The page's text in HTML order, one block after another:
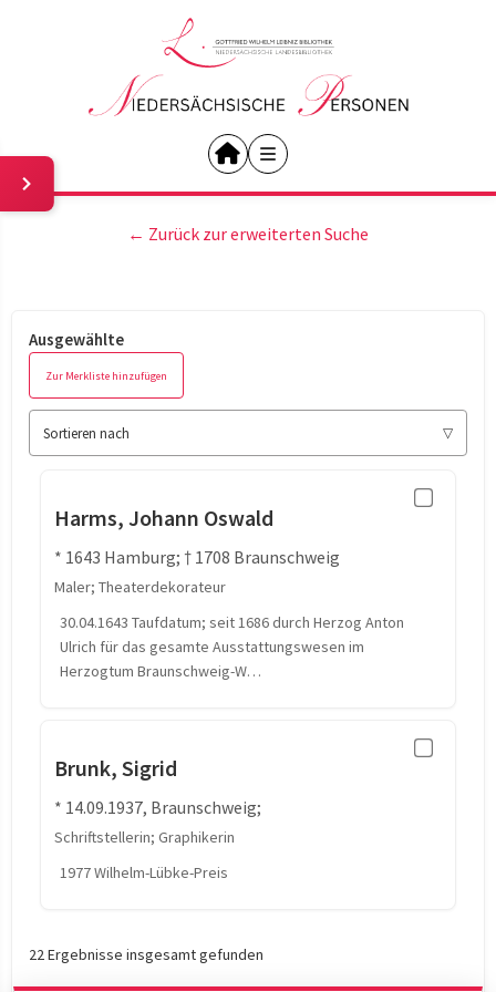
← Zurück zur erweiterten Suche
Ausgewählte
Zur Merkliste hinzufügen
Sortieren nach
Harms, Johann Oswald
* 1643 Hamburg; † 1708 Braunschweig
Maler; Theaterdekorateur
30.04.1643 Taufdatum; seit 1686 durch Herzog Anton
Ulrich für das gesamte Ausstattungswesen im
Herzogtum Braunschweig-W…
Brunk, Sigrid
* 14.09.1937, Braunschweig;
Schriftstellerin; Graphikerin
1977 Wilhelm-Lübke-Preis
22 Ergebnisse insgesamt gefunden